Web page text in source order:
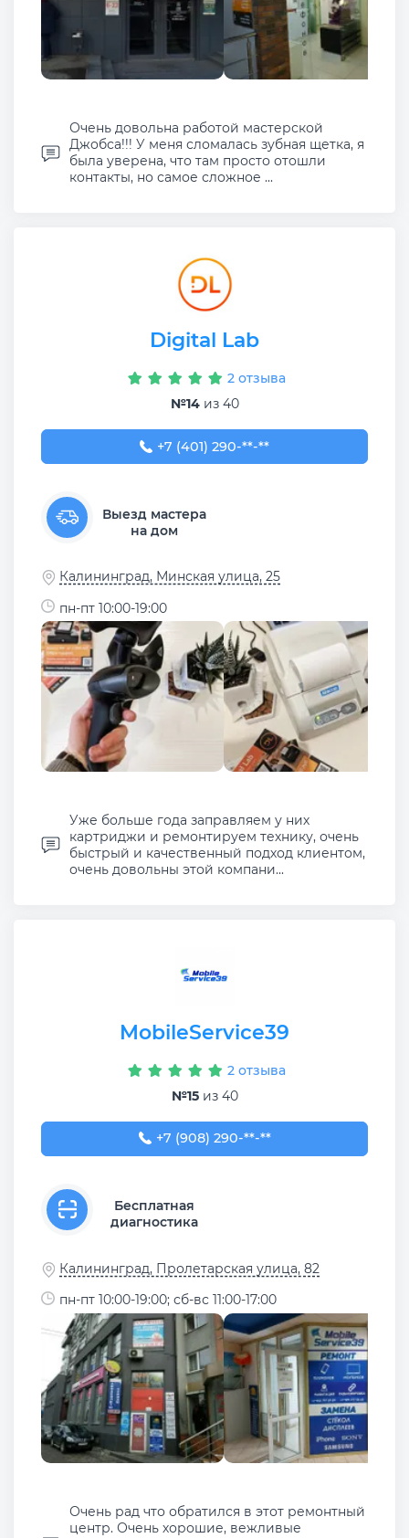
Очень довольна работой мастерской
Джобса!!! У меня сломалась зубная щетка, я
была уверена, что там просто отошли
контакты, но самое сложное ...
Digital Lab
2 отзыва
№14из 40
+7 (401) 290-26-36
+7 (401) 290-**-**
Выезд мастера
на дом
Калининград, Минская улица, 25
пн-пт 10:00-19:00
Уже больше года заправляем у них
картриджи и ремонтируем технику, очень
быстрый и качественный подход клиентом,
очень довольны этой компани...
MobileService39
2 отзыва
№15из 40
+7 (908) 290-09-97
+7 (908) 290-**-**
Бесплатная
диагностика
Калининград, Пролетарская улица, 82
пн-пт 10:00-19:00; сб-вс 11:00-17:00
Очень рад что обратился в этот ремонтный
центр. Очень хорошие, вежливые